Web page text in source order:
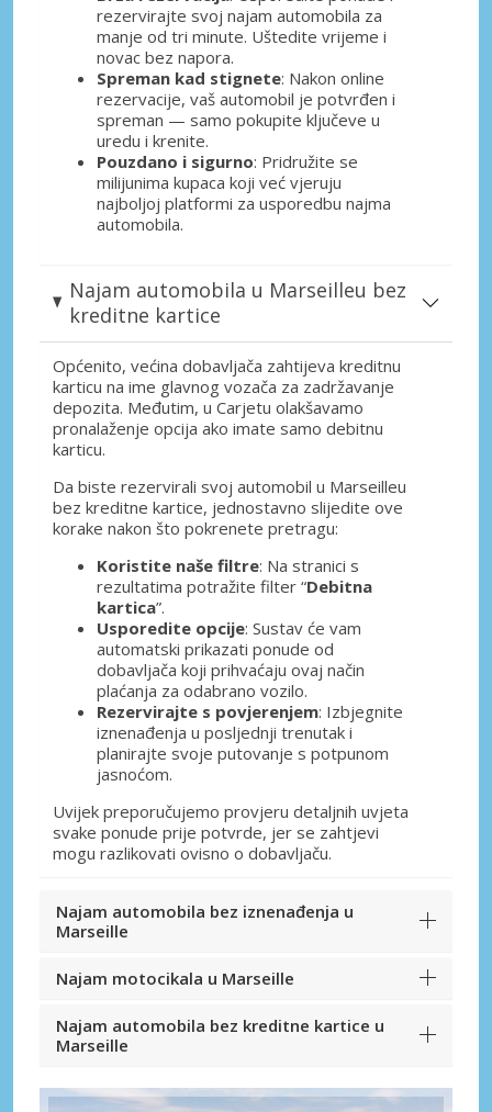
rezervirajte svoj najam automobila za
manje od tri minute. Uštedite vrijeme i
novac bez napora.
Spreman kad stignete: Nakon online
rezervacije, vaš automobil je potvrđen i
spreman — samo pokupite ključeve u
uredu i krenite.
Pouzdano i sigurno: Pridružite se
milijunima kupaca koji već vjeruju
najboljoj platformi za usporedbu najma
automobila.
Najam automobila u Marseilleu bez
kreditne kartice
Općenito, većina dobavljača zahtijeva kreditnu
karticu na ime glavnog vozača za zadržavanje
depozita. Međutim, u Carjetu olakšavamo
pronalaženje opcija ako imate samo debitnu
karticu.
Da biste rezervirali svoj automobil u Marseilleu
bez kreditne kartice, jednostavno slijedite ove
korake nakon što pokrenete pretragu:
Koristite naše filtre: Na stranici s
rezultatima potražite filter “Debitna
kartica”.
Usporedite opcije: Sustav će vam
automatski prikazati ponude od
dobavljača koji prihvaćaju ovaj način
plaćanja za odabrano vozilo.
Rezervirajte s povjerenjem: Izbjegnite
iznenađenja u posljednji trenutak i
planirajte svoje putovanje s potpunom
jasnoćom.
Uvijek preporučujemo provjeru detaljnih uvjeta
svake ponude prije potvrde, jer se zahtjevi
mogu razlikovati ovisno o dobavljaču.
Najam automobila bez iznenađenja u
Marseille
Najam motocikala u Marseille
Najam automobila bez kreditne kartice u
Marseille